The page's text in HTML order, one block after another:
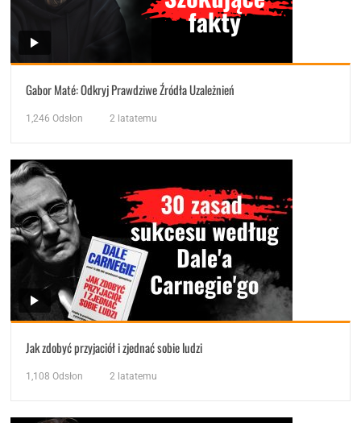
Gabor Maté: Odkryj Prawdziwe Źródła Uzależnień
1,246 Odsłon 2 latatemu
Jak zdobyć przyjaciół i zjednać sobie ludzi
1,108 Odsłon 2 latatemu